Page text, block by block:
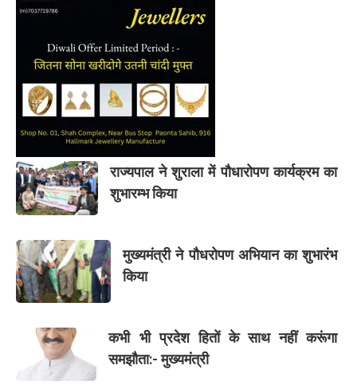
राज्यपाल ने शुराला में पौधारोपण कार्यक्रम का
शुभारम्भ किया
मुख्यमंत्री ने पौधरोपण अभियान का शुभारंभ
किया
कभी भी प्रदेश हितों के साथ नहीं करूंगा
समझौता:- मुख्यमंत्री